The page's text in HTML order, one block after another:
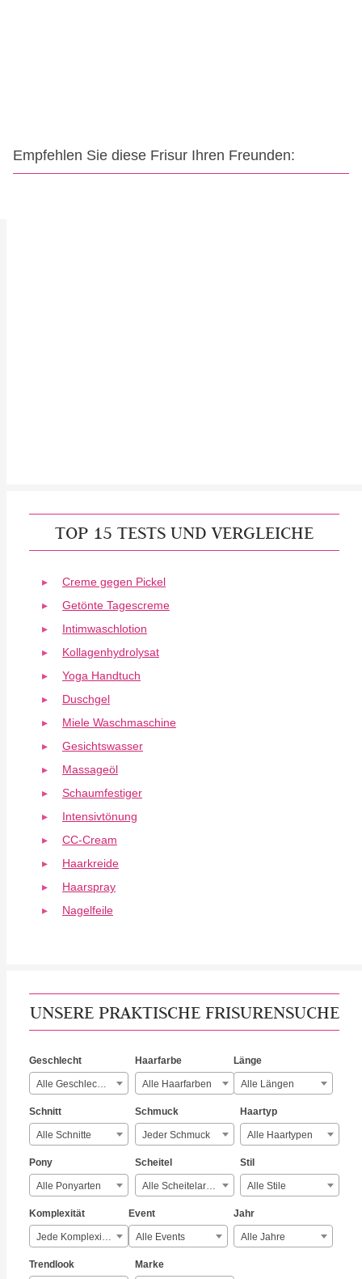
Empfehlen Sie diese Frisur Ihren Freunden:
TOP 15 TESTS UND VERGLEICHE
Creme gegen Pickel
Getönte Tagescreme
Intimwaschlotion
Kollagenhydrolysat
Yoga Handtuch
Duschgel
Miele Waschmaschine
Gesichtswasser
Massageöl
Schaumfestiger
Intensivtönung
CC-Cream
Haarkreide
Haarspray
Nagelfeile
UNSERE PRAKTISCHE FRISURENSUCHE
Geschlecht
Alle Geschlechter
Haarfarbe
Alle Haarfarben
Länge
Alle Längen
Schnitt
Alle Schnitte
Schmuck
Jeder Schmuck
Haartyp
Alle Haartypen
Pony
Alle Ponyarten
Scheitel
Alle Scheitelarten
Stil
Alle Stile
Komplexität
Jede Komplexität
Event
Alle Events
Jahr
Alle Jahre
Trendlook Marke